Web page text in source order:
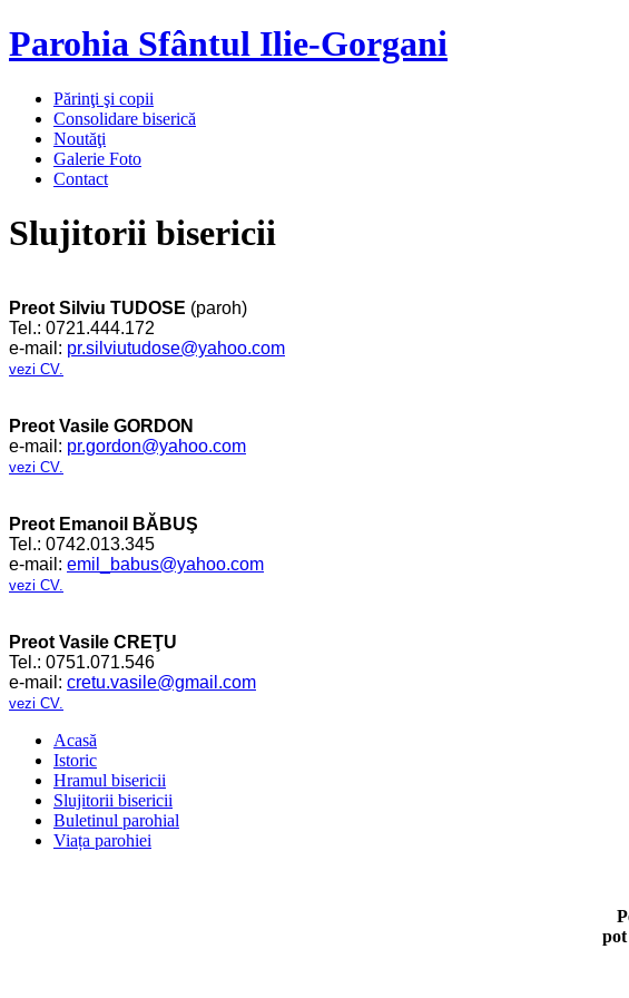
Parohia Sfântul Ilie-Gorgani
Părinţi şi copii
Consolidare biserică
Noutăţi
Galerie Foto
Contact
Slujitorii bisericii
Preot Silviu TUDOSE (paroh)
Tel.: 0721.444.172
e-mail: pr.silviutudose@yahoo.com
vezi CV.
Preot Vasile GORDON
e-mail: pr.gordon@yahoo.com
vezi CV.
Preot Emanoil BĂBUŞ
Tel.: 0742.013.345
e-mail: emil_babus@yahoo.com
vezi CV.
Preot Vasile CREŢU
Tel.: 0751.071.546
e-mail: cretu.vasile@gmail.com
vezi CV.
Acasă
Istoric
Hramul bisericii
Slujitorii bisericii
Buletinul parohial
Viața parohiei